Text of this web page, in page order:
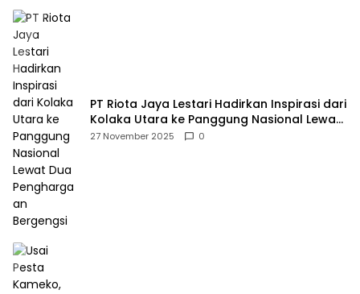
PT Riota Jaya Lestari Hadirkan Inspirasi dari
Kolaka Utara ke Panggung Nasional Lewat
Dua Penghargaan Bergengsi
27 November 2025 0